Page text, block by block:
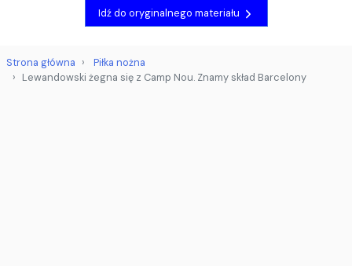
Idź do oryginalnego materiału
Strona główna
Piłka nożna
Lewandowski żegna się z Camp Nou. Znamy skład Barcelony